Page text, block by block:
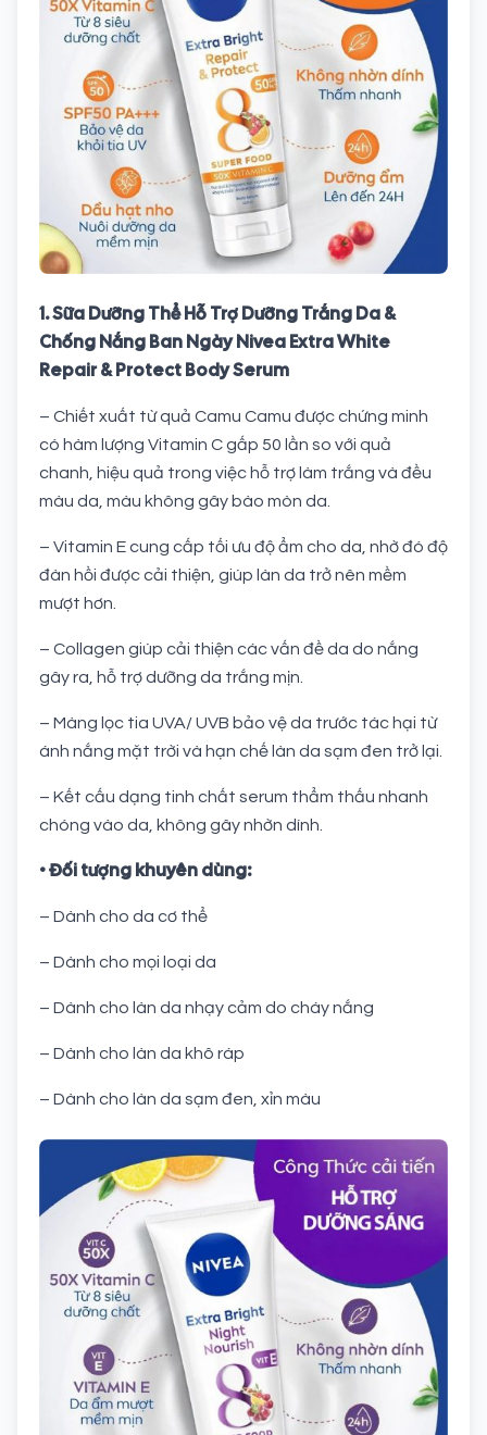
1. Sữa Dưỡng Thể Hỗ Trợ Dưỡng Trắng Da &
Chống Nắng Ban Ngày Nivea Extra White
Repair & Protect Body Serum
– Chiết xuất từ quả Camu Camu được chứng minh
có hàm lượng Vitamin C gấp 50 lần so với quả
chanh, hiệu quả trong việc hỗ trợ làm trắng và đều
màu da, màu không gây bào mòn da.
– Vitamin E cung cấp tối ưu độ ẩm cho da, nhờ đó độ
đàn hồi được cải thiện, giúp làn da trở nên mềm
mượt hơn.
– Collagen giúp cải thiện các vấn đề da do nắng
gây ra, hỗ trợ dưỡng da trắng mịn.
– Màng lọc tia UVA/ UVB bảo vệ da trước tác hại từ
ánh nắng mặt trời và hạn chế làn da sạm đen trở lại.
– Kết cấu dạng tinh chất serum thẩm thấu nhanh
chóng vào da, không gây nhờn dính.
• Đối tượng khuyên dùng:
– Dành cho da cơ thể
– Dành cho mọi loại da
– Dành cho làn da nhạy cảm do cháy nắng
– Dành cho làn da khô ráp
– Dành cho làn da sạm đen, xỉn màu